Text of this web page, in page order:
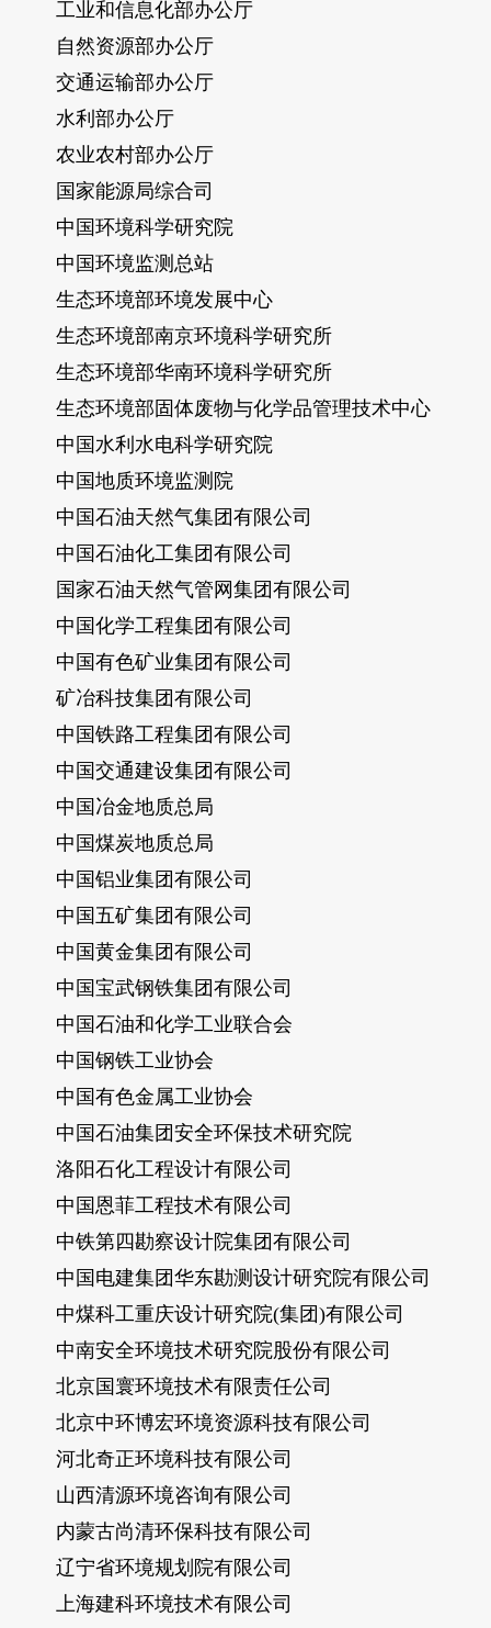
工业和信息化部办公厅
自然资源部办公厅
交通运输部办公厅
水利部办公厅
农业农村部办公厅
国家能源局综合司
中国环境科学研究院
中国环境监测总站
生态环境部环境发展中心
生态环境部南京环境科学研究所
生态环境部华南环境科学研究所
生态环境部固体废物与化学品管理技术中心
中国水利水电科学研究院
中国地质环境监测院
中国石油天然气集团有限公司
中国石油化工集团有限公司
国家石油天然气管网集团有限公司
中国化学工程集团有限公司
中国有色矿业集团有限公司
矿冶科技集团有限公司
中国铁路工程集团有限公司
中国交通建设集团有限公司
中国冶金地质总局
中国煤炭地质总局
中国铝业集团有限公司
中国五矿集团有限公司
中国黄金集团有限公司
中国宝武钢铁集团有限公司
中国石油和化学工业联合会
中国钢铁工业协会
中国有色金属工业协会
中国石油集团安全环保技术研究院
洛阳石化工程设计有限公司
中国恩菲工程技术有限公司
中铁第四勘察设计院集团有限公司
中国电建集团华东勘测设计研究院有限公司
中煤科工重庆设计研究院(集团)有限公司
中南安全环境技术研究院股份有限公司
北京国寰环境技术有限责任公司
北京中环博宏环境资源科技有限公司
河北奇正环境科技有限公司
山西清源环境咨询有限公司
内蒙古尚清环保科技有限公司
辽宁省环境规划院有限公司
上海建科环境技术有限公司